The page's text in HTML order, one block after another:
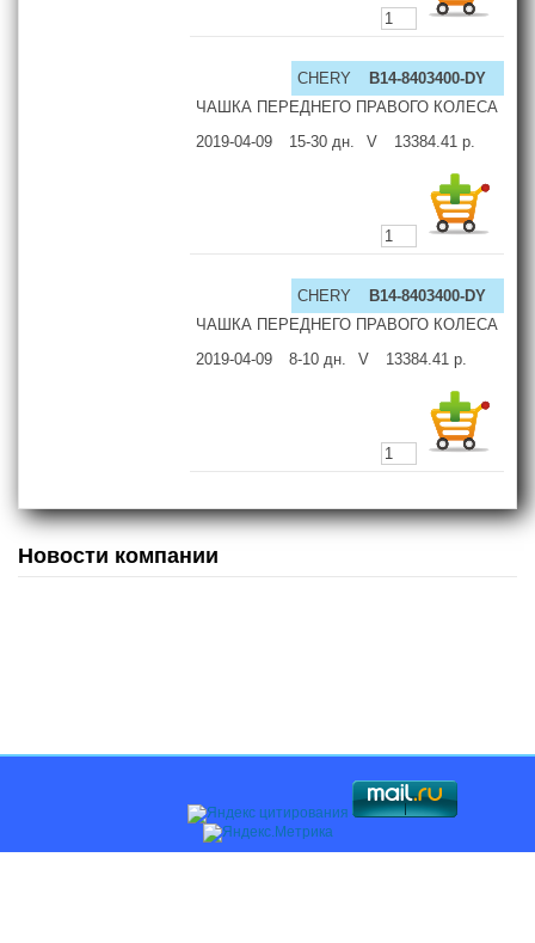
CHERY
B14-8403400-DY
ЧАШКА ПЕРЕДНЕГО ПРАВОГО КОЛЕСА
2019-04-09
15-30 дн. V 13384.41 р.
CHERY
B14-8403400-DY
ЧАШКА ПЕРЕДНЕГО ПРАВОГО КОЛЕСА
2019-04-09
8-10 дн. V 13384.41 р.
Новости компании